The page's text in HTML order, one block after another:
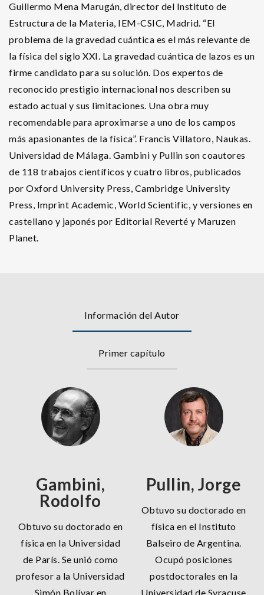
Guillermo Mena Marugán, director del Instituto de
Estructura de la Materia, IEM-CSIC, Madrid. “El
problema de la gravedad cuántica es el más relevante de
la física del siglo XXI. La gravedad cuántica de lazos es un
firme candidato para su solución. Dos expertos de
reconocido prestigio internacional nos describen su
estado actual y sus limitaciones. Una obra muy
recomendable para aproximarse a uno de los campos
más apasionantes de la física”. Francis Villatoro, Naukas.
Universidad de Málaga. Gambini y Pullin son coautores
de 118 trabajos científicos y cuatro libros, publicados
por Oxford University Press, Cambridge University
Press, Imprint Academic, World Scientific, y versiones en
castellano y japonés por Editorial Reverté y Maruzen
Planet.
Información del Autor
Primer capítulo
Gambini,
Rodolfo
Obtuvo su doctorado en
física en la Universidad
de París. Se unió como
profesor a la Universidad
Simón Bolívar en
Pullin, Jorge
Obtuvo su doctorado en
física en el Instituto
Balseiro de Argentina.
Ocupó posiciones
postdoctorales en la
Universidad de Syracuse